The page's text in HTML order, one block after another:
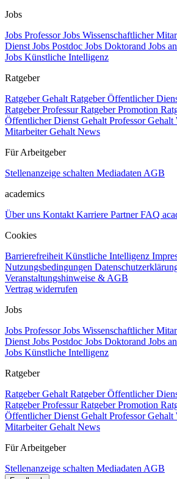
Jobs
Jobs ProfessorJobs Wissenschaftlicher
Dienst Jobs Postdoc Jobs Doktorand Jobs
Jobs Künstliche Intelligenz
Ratgeber
Ratgeber Gehalt Ratgeber Öffentlicher
Ratgeber ProfessurRatgeber Promotion
Öffentlicher Dienst Gehalt Professor Gehalt
Mitarbeiter Gehalt News
Für Arbeitgeber
Stellenanzeige schalten Mediadaten AGB
academics
Über uns Kontakt Karriere PartnerFAQ
Cookies
Barrierefreiheit Künstliche Intelligenz
Nutzungsbedingungen
Veranstaltungshinweise & AGB
Vertrag widerrufen
Jobs
Jobs ProfessorJobs Wissenschaftlicher
Dienst Jobs Postdoc Jobs Doktorand Jobs
Jobs Künstliche Intelligenz
Ratgeber
Ratgeber Gehalt Ratgeber Öffentlicher
Ratgeber ProfessurRatgeber Promotion
Öffentlicher Dienst Gehalt Professor Gehalt
Mitarbeiter Gehalt News
Für Arbeitgeber
Stellenanzeige schalten Mediadaten AGB